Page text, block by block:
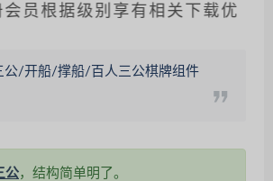
根据级别享有相关下载优惠，请
公/开船/撑船/百人三公棋牌组件
公，结构简单明了。